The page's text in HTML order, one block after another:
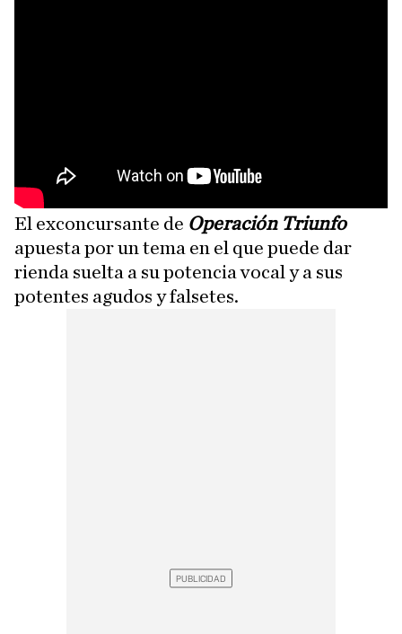
El exconcursante de Operación Triunfo
apuesta por un tema en el que puede dar
rienda suelta a su potencia vocal y a sus
potentes agudos y falsetes.